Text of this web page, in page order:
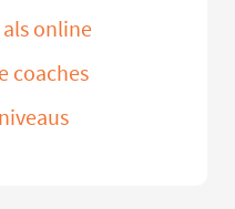
online
coaches